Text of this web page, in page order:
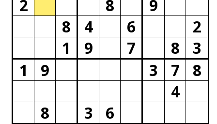
2 8
9
8
4 6
2
1
9 7 8
3
1
9 3 7
8
4
8
3
6